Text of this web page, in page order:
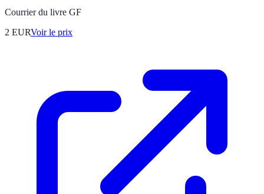
Courrier du livre GF
2 EURVoir le prix